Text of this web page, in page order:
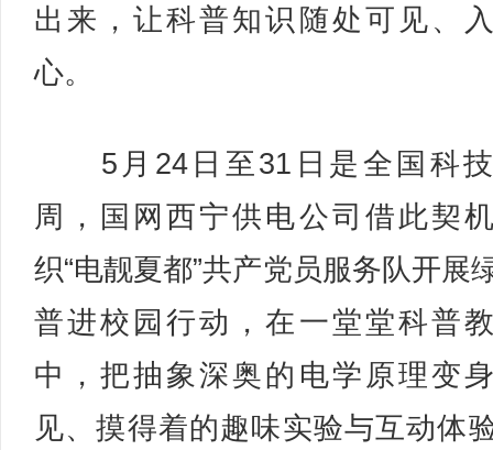
出来，让科普知识随处可见、
心。
5月24日至31日是全国科
周，国网西宁供电公司借此契
织“电靓夏都”共产党员服务队开展
普进校园行动，在一堂堂科普
中，把抽象深奥的电学原理变
见、摸得着的趣味实验与互动体